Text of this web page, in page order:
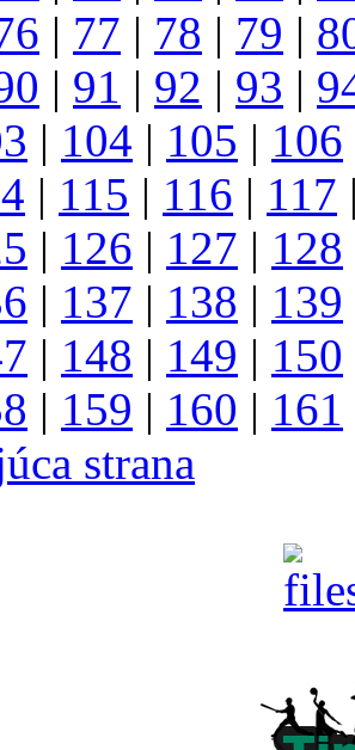
| 77 | 78 | 79 |
| 91 | 92 | 93 |
| 104 | 105 | 106
| 115 | 116 | 117
| 126 | 127 | 128
| 137 | 138 | 139
| 148 | 149 | 150
| 159 | 160 | 161
strana